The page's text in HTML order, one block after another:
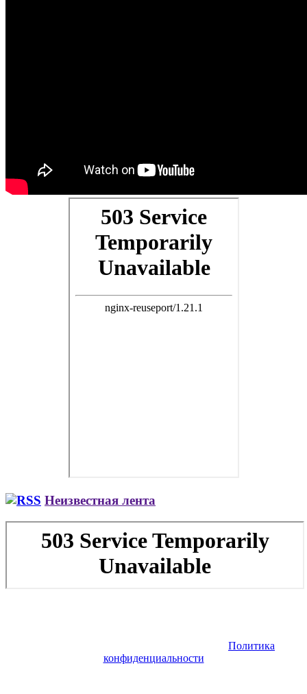
Неизвестная лента
Политика
конфиденциальности